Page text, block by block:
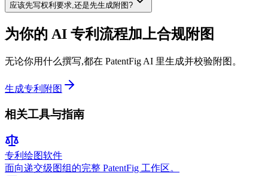
应该先写权利要求,还是先生成附图?
为你的 AI 专利流程加上合规附图
无论你用什么撰写,都在 PatentFig AI 里生成并校验附图。
生成专利附图
相关工具与指南
专利绘图软件
面向递交级图组的完整 PatentFig 工作区。